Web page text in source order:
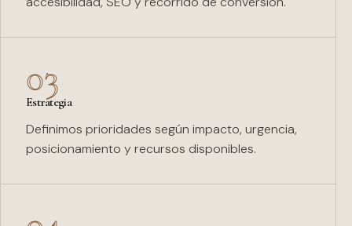
03
Estrategia
Definimos prioridades según impacto, urgencia,
posicionamiento y recursos disponibles.